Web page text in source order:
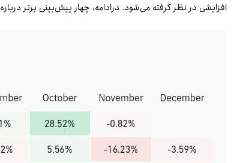
افزایشی در نظر گرفته می‌شود. درادامه، چهار پیش‌بینی برتر درباره